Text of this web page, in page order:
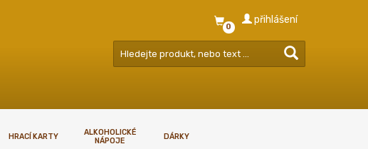
0
přihlášení
HRACÍ KARTY
ALKOHOLICKÉ
NÁPOJE
DÁRKY